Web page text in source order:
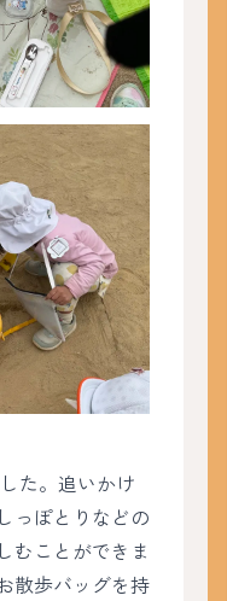
た。追いかけ
っぽとりなどの
むことができま
散歩バッグを持